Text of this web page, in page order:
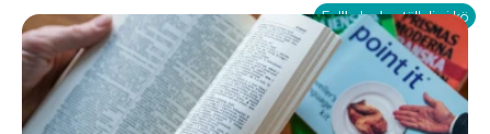
Fullbokad - ställ dig i kö